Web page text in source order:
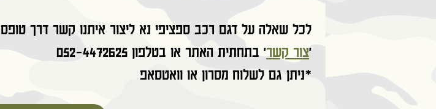
לכל שאלה על דגם רכב ספציפי נא ליצור איתנו קשר דרך טופס
'צור קשר' בתחתית האתר או בטלפון 052-4472625
ניתן גם לשלוח מסרון או וואטסאפ*